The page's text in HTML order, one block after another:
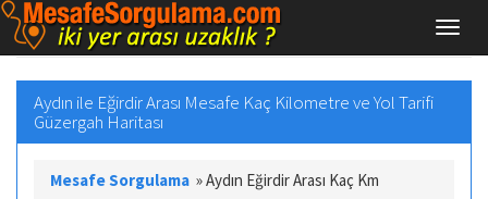
Aydın ile Eğirdir Arası Mesafe Kaç Kilometre ve Yol Tarifi
Güzergah Haritası
Mesafe Sorgulama »Aydın Eğirdir Arası Kaç Km